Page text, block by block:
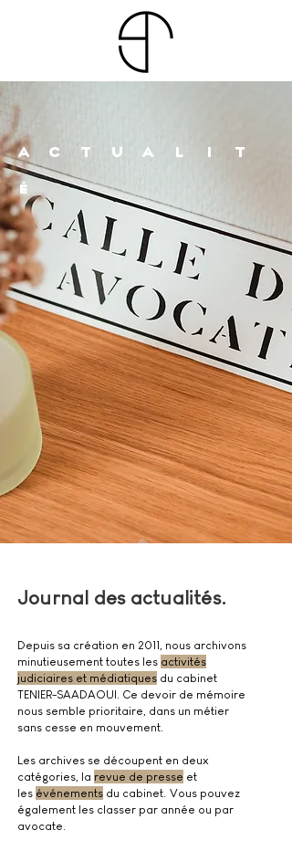
ACTUALIT
É
Journal des actualités.
Depuis sa création en 2011, nous archivons
minutieusement toutes les activités
judiciaires et médiatiques du cabinet
TENIER-SAADAOUI. Ce devoir de mémoire
nous semble prioritaire, dans un métier
sans cesse en mouvement.
Les archives se découpent en deux
catégories, la revue de presse et
les événements du cabinet. Vous pouvez
également les classer par année ou par
avocate.